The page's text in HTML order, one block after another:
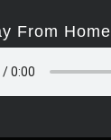
From Home